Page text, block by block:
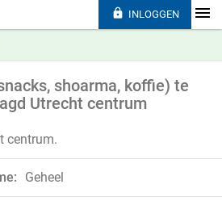
shoarma, koffie) te
Utrecht centrum
centrum.
Geheel
 INLOGGEN